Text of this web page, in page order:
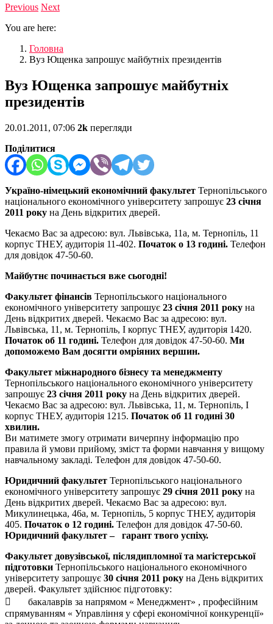
Previous Next
You are here:
Головна
Вуз Ющенка запрошує майбутніх президентів
Вуз Ющенка запрошує майбутніх
президентів
20.01.2011, 07:06 2k перегляди
Поділитися
Україно-німецький економічний факультет Тернопільського
національного економічного університету запрошує 23 січня
2011 року на День відкритих дверей.
Чекаємо Вас за адресою: вул. Львівська, 11а, м. Тернопіль, 11
корпус ТНЕУ, аудиторія 11-402. Початок о 13 годині. Телефон
для довідок 47-50-60.
Майбутнє починається вже сьогодні!
Факультет фінансів Тернопільського національного
економічного університету запрошує 23 січня 2011 року на
День відкритих дверей. Чекаємо Вас за адресою: вул.
Львівська, 11, м. Тернопіль, І корпус ТНЕУ, аудиторія 1420.
Початок об 11 годині. Телефон для довідок 47-50-60. Ми
допоможемо Вам досягти омріяних вершин.
Факультет міжнародного бізнесу та менеджменту
Тернопільського національного економічного університету
запрошує 23 січня 2011 року на День відкритих дверей.
Чекаємо Вас за адресою: вул. Львівська, 11, м. Тернопіль, І
корпус ТНЕУ, аудиторія 1215. Початок об 11 годині 30
хвилин.
Ви матимете змогу отримати вичерпну інформацію про
правила й умови прийому, зміст та форми навчання у вищому
навчальному закладі. Телефон для довідок 47-50-60.
Юридичний факультет Тернопільського національного
економічного університету запрошує 29 січня 2011 року на
День відкритих дверей. Чекаємо Вас за адресою: вул.
Микулинецька, 46а, м. Тернопіль, 5 корпус ТНЕУ, аудиторія
405. Початок о 12 годині. Телефон для довідок 47-50-60.
Юридичний факультет – гарант твого успіху.
Факультет довузівської, післядипломної та магістерської
підготовки Тернопільського національного економічного
університету запрошує 30 січня 2011 року на День відкритих
дверей. Факультет здійснює підготовку:
 бакалаврів за напрямом « Менеджмент» , професійним
спрямуванням « Управління у сфері економічної конкуренції»